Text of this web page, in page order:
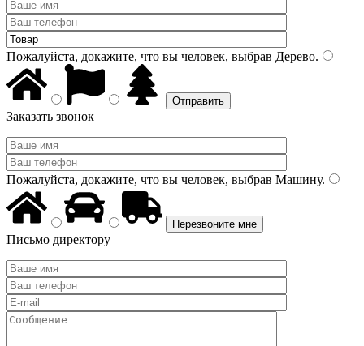
Пожалуйста, докажите, что вы человек, выбрав Дерево.
Заказать звонок
Пожалуйста, докажите, что вы человек, выбрав Машину.
Письмо директору